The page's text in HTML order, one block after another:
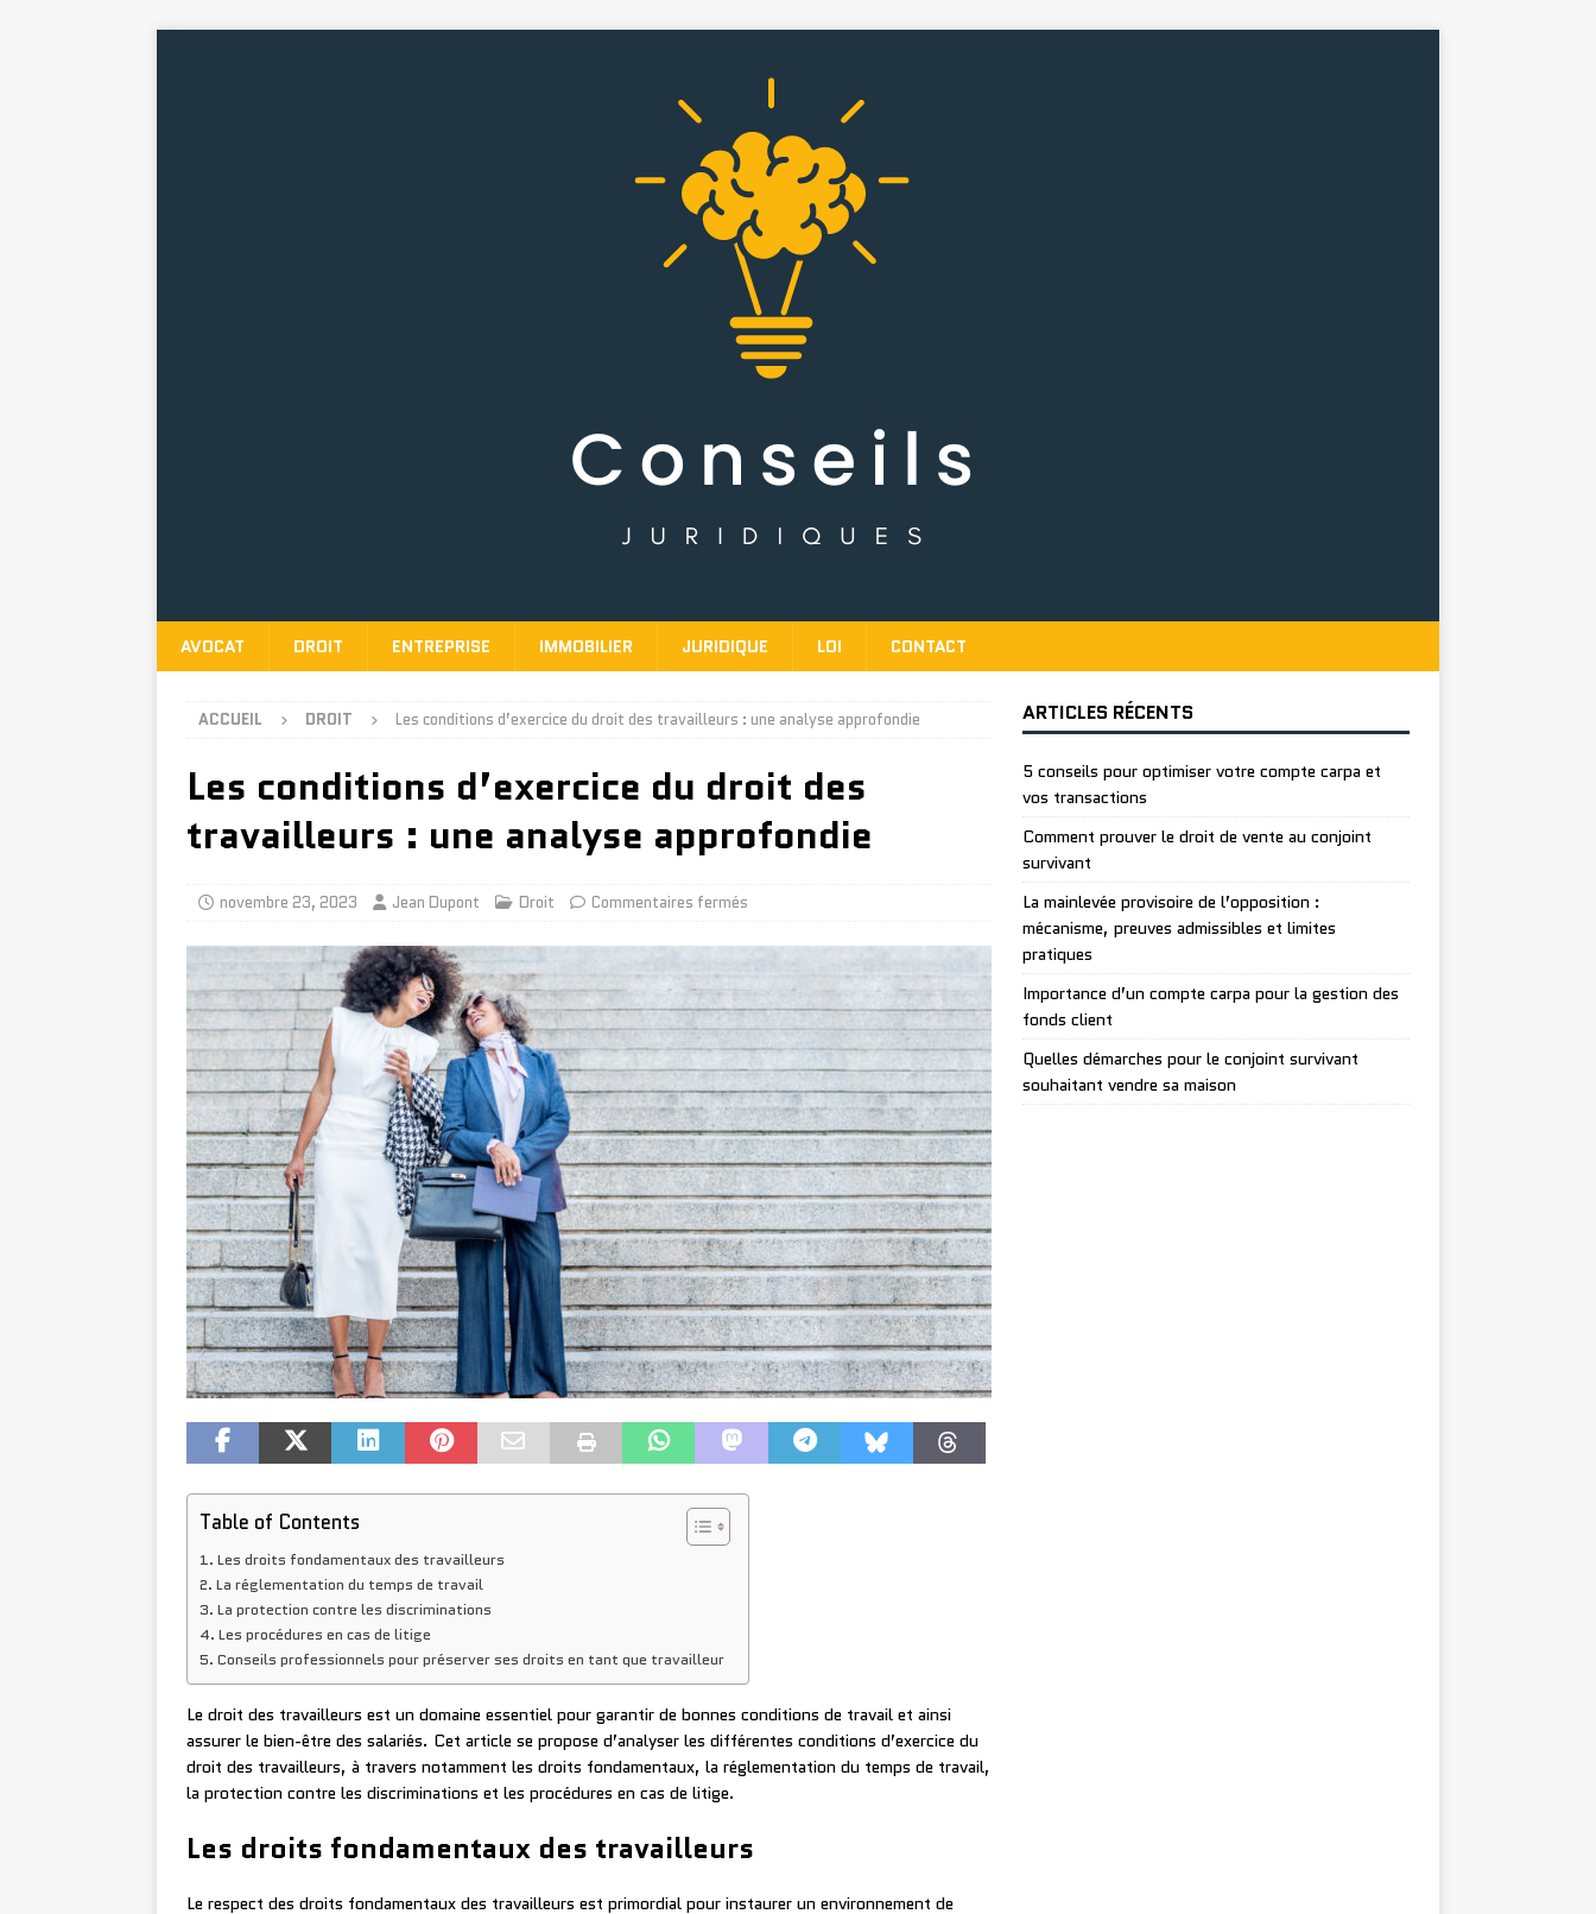
AVOCAT DROIT ENTREPRISE IMMOBILIER JURIDIQUE LOI CONTACT
ACCUEIL DROIT Les conditions d’exercice du droit des travailleurs : une analyse approfondie
Les conditions d’exercice du droit des
travailleurs : une analyse approfondie
novembre 23, 2023 Jean Dupont Droit Commentaires fermés
Table of Contents
Les droits fondamentaux des travailleurs
La réglementation du temps de travail
La protection contre les discriminations
Les procédures en cas de litige
Conseils professionnels pour préserver ses droits en tant que travailleur
Le droit des travailleurs est un domaine essentiel pour garantir de bonnes conditions de travail et ainsi
assurer le bien-être des salariés. Cet article se propose d’analyser les différentes conditions d’exercice du
droit des travailleurs, à travers notamment les droits fondamentaux, la réglementation du temps de travail,
la protection contre les discriminations et les procédures en cas de litige.
Les droits fondamentaux des travailleurs
Le respect des droits fondamentaux des travailleurs est primordial pour instaurer un environnement de
ARTICLES RÉCENTS
5 conseils pour optimiser votre compte carpa et
vos transactions
Comment prouver le droit de vente au conjoint
survivant
La mainlevée provisoire de l’opposition :
mécanisme, preuves admissibles et limites
pratiques
Importance d’un compte carpa pour la gestion des
fonds client
Quelles démarches pour le conjoint survivant
souhaitant vendre sa maison